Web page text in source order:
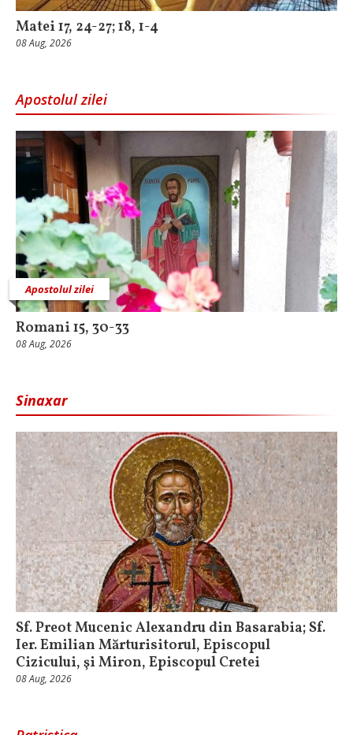
Matei 17, 24-27; 18, 1-4
08 Aug, 2026
Apostolul zilei
Apostolul zilei
Romani 15, 30-33
08 Aug, 2026
Sinaxar
Sf. Preot Mucenic Alexandru din Basarabia; Sf.
Ier. Emilian Mărturisitorul, Episcopul
Cizicului, şi Miron, Episcopul Cretei
08 Aug, 2026